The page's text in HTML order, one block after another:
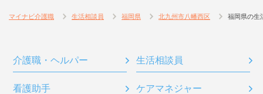
マイナビ介護職 生活相談員 福岡県 北九州市八幡西区 福岡県の生
介護職・ヘルパー 生活相談員
看護助手 ケアマネジャー